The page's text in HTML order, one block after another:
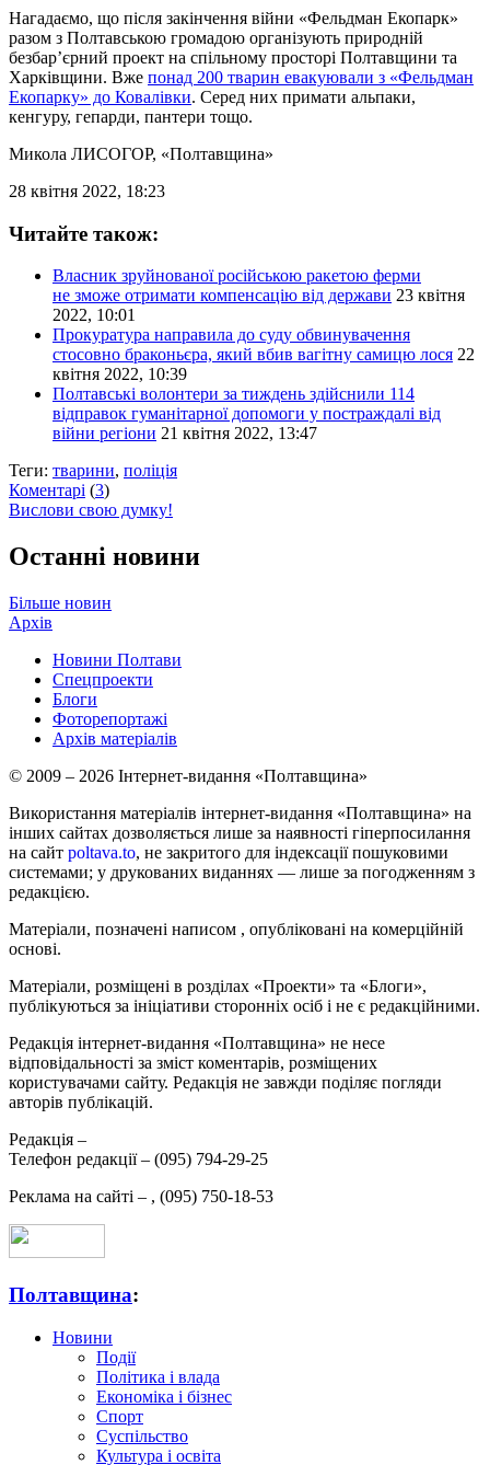
Нагадаємо, що після закінчення війни «Фельдман Екопарк»
разом з Полтавською громадою організують природній
безбар’єрний проект на спільному просторі Полтавщини та
Харківщини. Вже понад 200 тварин евакуювали з «Фельдман
Екопарку» до Ковалівки. Серед них примати альпаки,
кенгуру, гепарди, пантери тощо.
Микола ЛИСОГОР, «Полтавщина»
28 квітня 2022, 18:23
Читайте також:
Власник зруйнованої російською ракетою ферми
не зможе отримати компенсацію від держави 23 квітня
2022, 10:01
Прокуратура направила до суду обвинувачення
стосовно браконьєра, який вбив вагітну самицю лося 22
квітня 2022, 10:39
Полтавські волонтери за тиждень здійснили 114
відправок гуманітарної допомоги у постраждалі від
війни регіони 21 квітня 2022, 13:47
Теги: тварини, поліція
Коментарі (3)
Вислови свою думку!
Останні новини
Більше новин
Архів
Новини Полтави
Спецпроекти
Блоги
Фоторепортажі
Архів матеріалів
© 2009 – 2026 Інтернет-видання «Полтавщина»
Використання матеріалів інтернет-видання «Полтавщина» на
інших сайтах дозволяється лише за наявності гіперпосилання
на сайт poltava.to, не закритого для індексації пошуковими
системами; у друкованих виданнях — лише за погодженням з
редакцією.
Матеріали, позначені написом , опубліковані на комерційній
основі.
Матеріали, розміщені в розділах «Проекти» та «Блоги»,
публікуються за ініціативи сторонніх осіб і не є редакційними.
Редакція інтернет-видання «Полтавщина» не несе
відповідальності за зміст коментарів, розміщених
користувачами сайту. Редакція не завжди поділяє погляди
авторів публікацій.
Редакція –
Телефон редакції – (095) 794-29-25
Реклама на сайті – , (095) 750-18-53
Полтавщина:
Новини
Події
Політика і влада
Економіка і бізнес
Спорт
Суспільство
Культура і освіта